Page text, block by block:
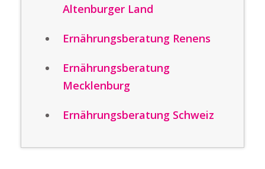
Altenburger Land
Ernährungsberatung Renens
Ernährungsberatung
Mecklenburg
Ernährungsberatung Schweiz